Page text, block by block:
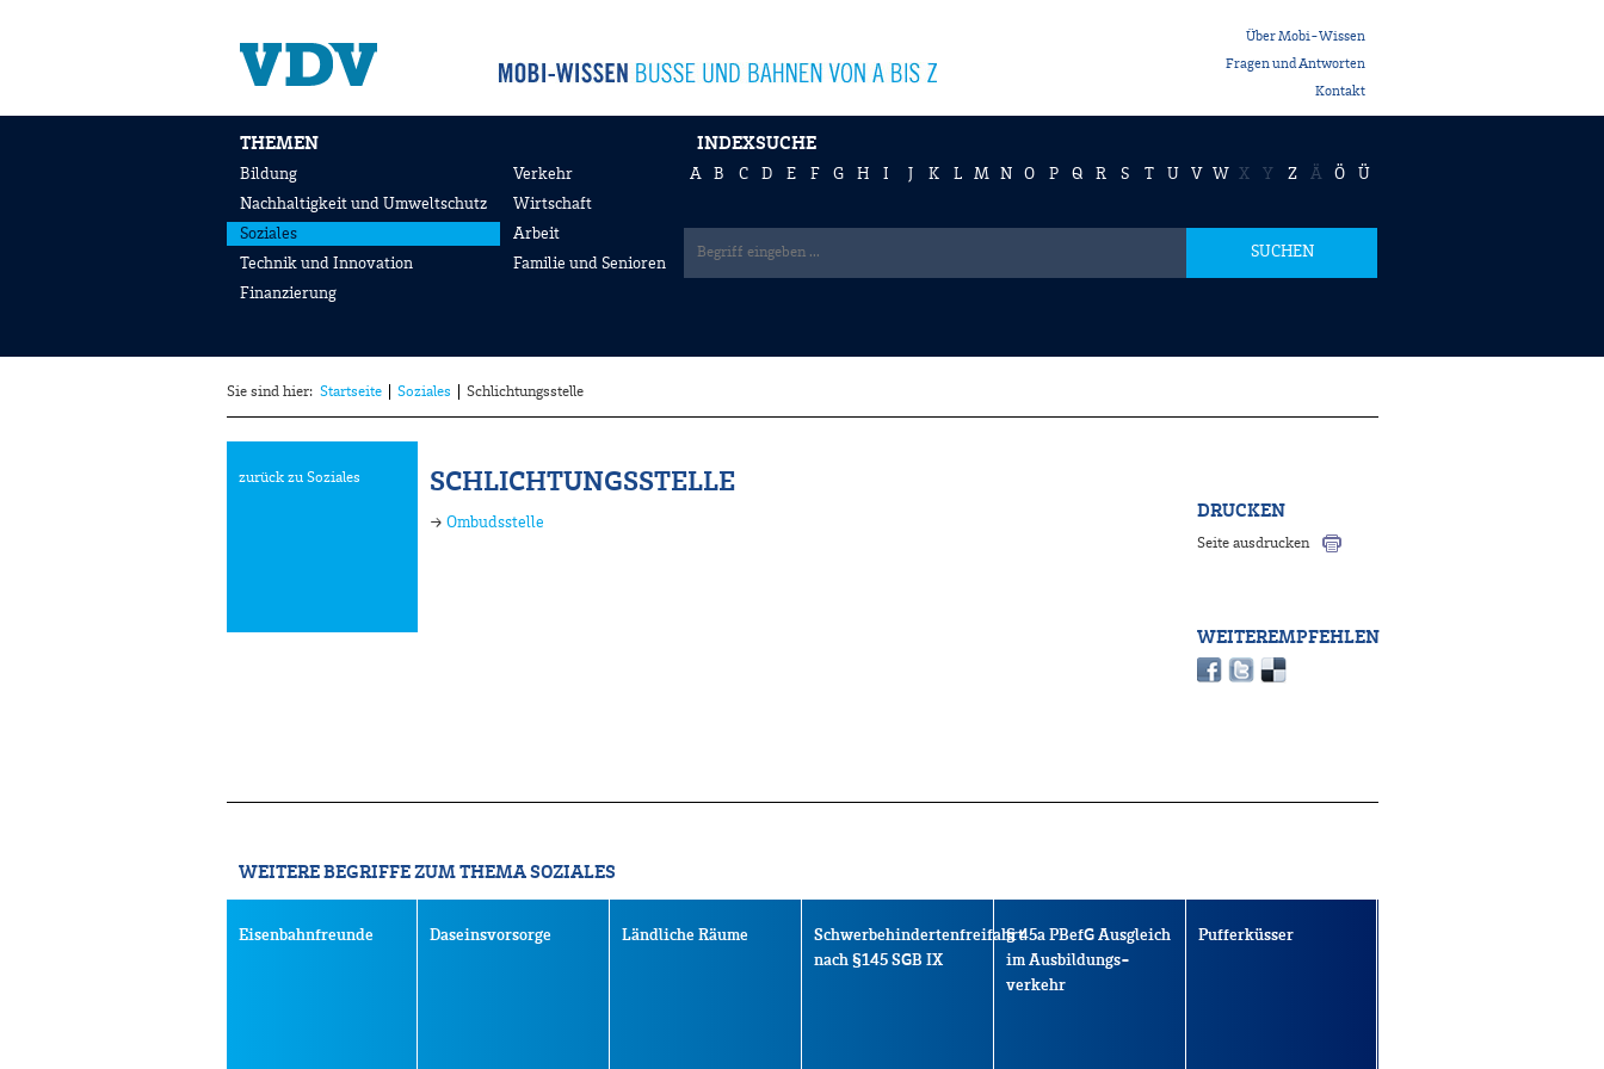
Über Mobi-Wissen
Fragen und Antworten
Kontakt
THEMEN
Bildung
Nachhaltigkeit und Umweltschutz
Soziales
Technik und Innovation
Finanzierung
Verkehr
Wirtschaft
Arbeit
Familie und Senioren
INDEXSUCHE
A B C D E F G H I K L M N O P Q R S T U V W X Y Z Ä Ö Ü
SUCHEN
Sie sind hier: Startseite Soziales Schlichtungsstelle
zurück zu Soziales SCHLICHTUNGSSTELLE
→ Ombudsstelle
DRUCKEN
Seite ausdrucken
WEITEREMPFEHLEN
WEITERE BEGRIFFE ZUM THEMA SOZIALES
Eisenbahnfreunde Daseinsvorsorge Ländliche Räume
Schwerbehindertenfreifahrt
nach §145 SGB IX
§ 45a PBefG Ausgleich
im Ausbildungs-
verkehr
Pufferküsser